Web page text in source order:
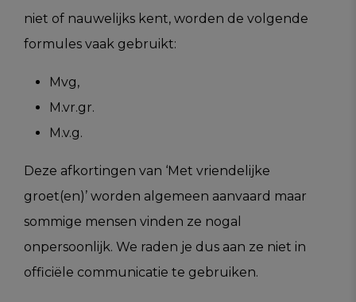
niet of nauwelijks kent, worden de volgende
formules vaak gebruikt:
Mvg,
M.vr.gr.
M.v.g.
Deze afkortingen van ‘Met vriendelijke
groet(en)’ worden algemeen aanvaard maar
sommige mensen vinden ze nogal
onpersoonlijk. We raden je dus aan ze niet in
officiële communicatie te gebruiken.